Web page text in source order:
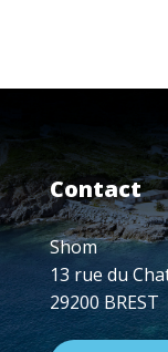
Contact
Shom
13 rue du
29200 BREST